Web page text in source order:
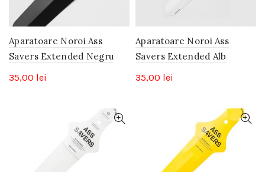
Aparatoare Noroi Ass
Savers Extended Negru
35,00 lei
Aparatoare Noroi Ass
Savers Extended Alb
35,00 lei